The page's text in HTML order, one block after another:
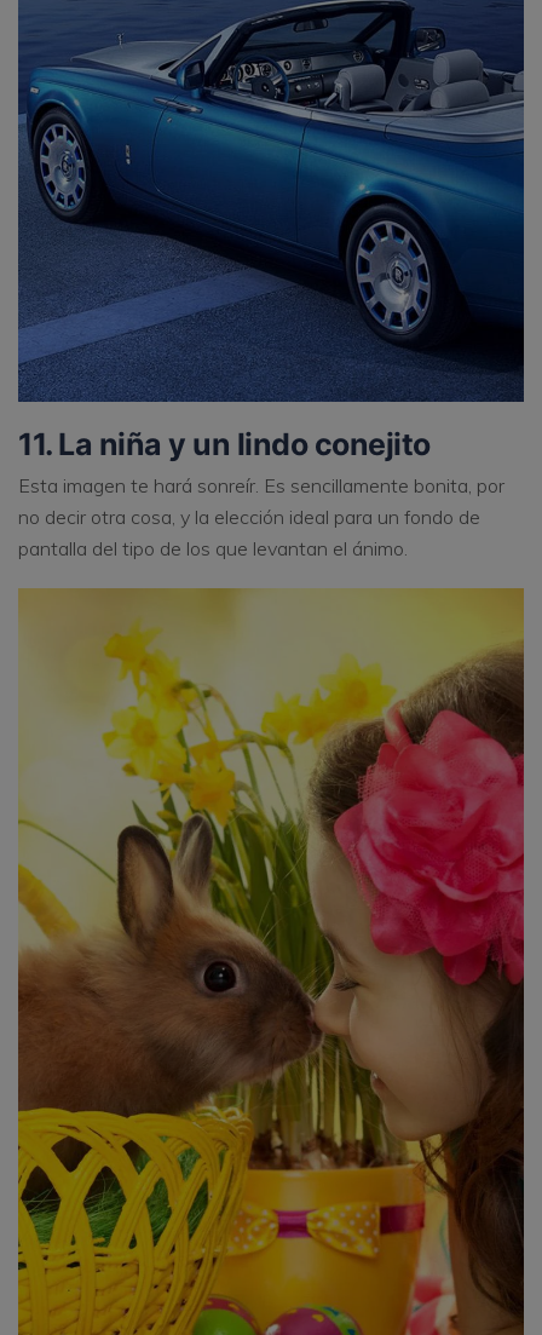
11. La niña y un lindo conejito
Esta imagen te hará sonreír. Es sencillamente bonita, por
no decir otra cosa, y la elección ideal para un fondo de
pantalla del tipo de los que levantan el ánimo.